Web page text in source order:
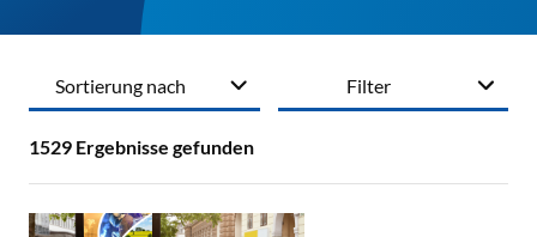
Filter
1529 Ergebnisse gefunden
Sortierung nach